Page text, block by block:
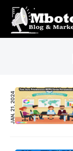
Langsung
JAN. 21, 2024